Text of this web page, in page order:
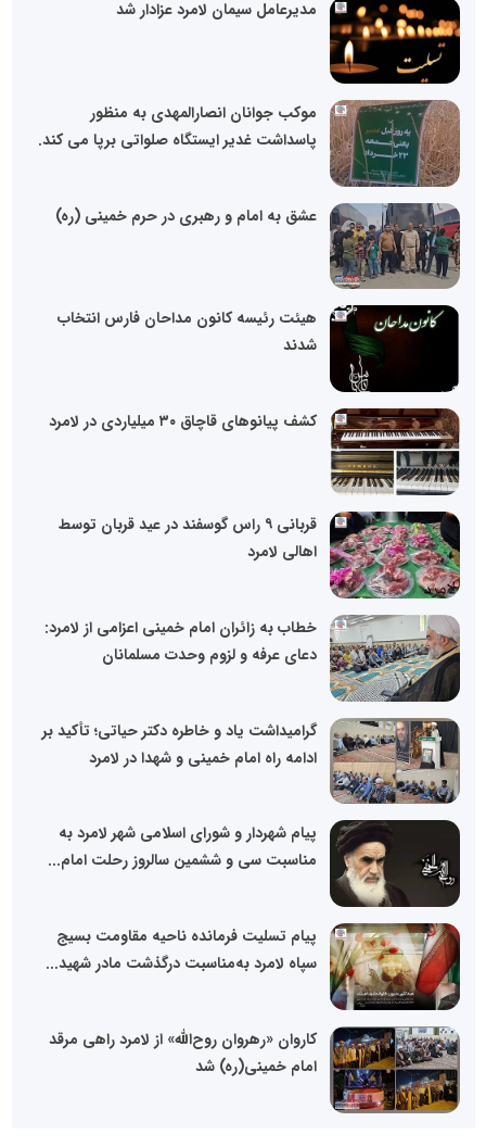
مدیرعامل سیمان لامرد عزادار شد
موکب جوانان انصارالمهدی به منظور
پاسداشت غدیر ایستگاه صلواتی برپا می کند.
عشق به امام و رهبری در حرم خمینی (ره)
هیئت رئیسه کانون مداحان فارس انتخاب
شدند
کشف پیانوهای قاچاق ۳۰ میلیاردی در لامرد
قربانی ۹ راس گوسفند در عید قربان توسط
اهالی لامرد
خطاب به زائران امام خمینی اعزامی از لامرد:
دعای عرفه و لزوم وحدت مسلمانان
گرامیداشت یاد و خاطره دکتر حیاتی؛ تأکید بر
ادامه راه امام خمینی و شهدا در لامرد
پیام شهردار و شورای اسلامی شهر لامرد به
مناسبت سی و ششمین سالروز رحلت امام...
پیام تسلیت فرمانده ناحیه مقاومت بسیج
سپاه لامرد به‌مناسبت درگذشت مادر شهید...
کاروان «رهروان روح‌الله» از لامرد راهی مرقد
امام خمینی(ره) شد